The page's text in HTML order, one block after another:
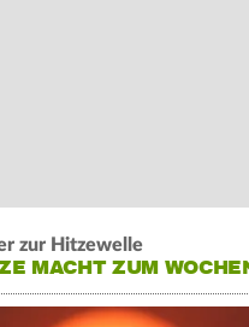
zur Hitzewelle
MACHT ZUM